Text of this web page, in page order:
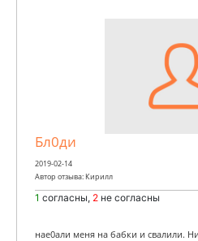
Бл0ди
2019-02-14
Автор отзыва: Кирилл
1 согласны, 2 не согласны
нае0али меня на бабки и свалили.